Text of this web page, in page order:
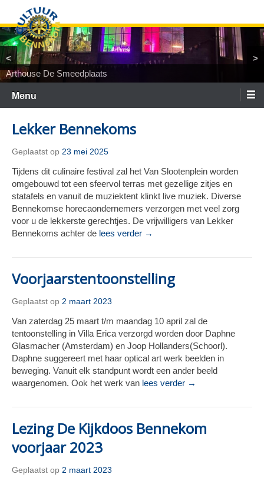
de
inhoud
Arthouse De Smeedplaats
Locatietheater ArtEZ
TiNaNiNaNi
Woest&Bijster
Tineke Roseboom en Peter Bouter
Spelgroep Bennekom. En toen waren er nul
< >
Menu
Lekker Bennekoms
Geplaatst op 23 mei 2025
Tijdens dit culinaire festival zal het Van Slootenplein worden
omgebouwd tot een sfeervol terras met gezellige zitjes en
statafels en vanuit de muziektent klinkt live muziek. Diverse
Bennekomse horecaondernemers verzorgen met veel zorg
voor u de lekkerste gerechtjes. De vrijwilligers van Lekker
Bennekoms achter de lees verder →
Voorjaarstentoonstelling
Geplaatst op 2 maart 2023
Van zaterdag 25 maart t/m maandag 10 april zal de
tentoonstelling in Villa Erica verzorgd worden door Daphne
Glasmacher (Amsterdam) en Joop Hollanders(Schoorl).
Daphne suggereert met haar optical art werk beelden in
beweging. Vanuit elk standpunt wordt een ander beeld
waargenomen. Ook het werk van lees verder →
Lezing De Kijkdoos Bennekom
voorjaar 2023
Geplaatst op 2 maart 2023